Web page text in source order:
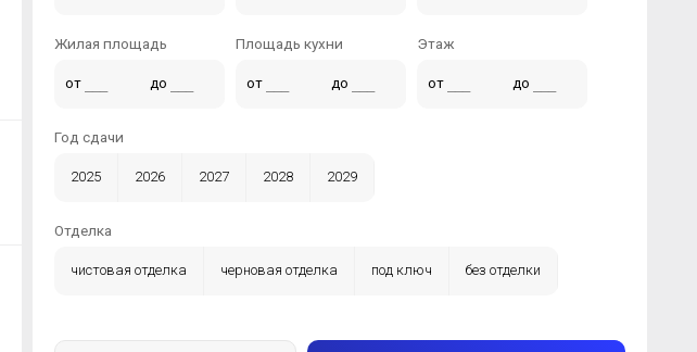
Жилая площадь
от до
Площадь кухни
от до
Этаж
от до
Год сдачи
2025 2026 2027 2028 2029
Отделка
чистовая отделка черновая отделка под ключ без отделки